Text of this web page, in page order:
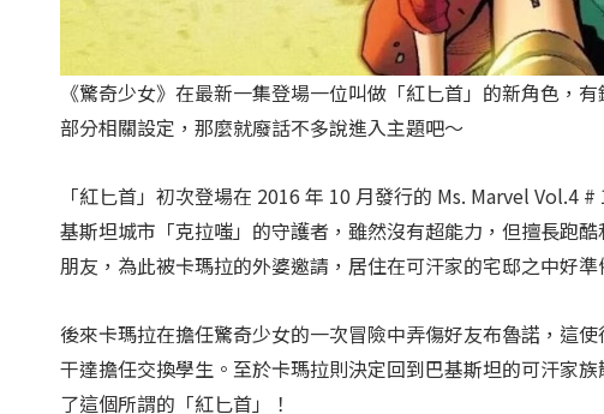
《驚奇少女》在最新一集登場一位叫做「紅匕首」的新角色，
部分相關設定，那麼就廢話不多說進入主題吧～
「紅匕首」初次登場在 2016 年 10 月發行的 Ms. Marvel Vol.4
基斯坦城市「克拉嗤」的守護者，雖然沒有超能力，但擅長跑
朋友，為此被卡瑪拉的外婆邀請，居住在可汗家的宅邸之中好準
後來卡瑪拉在擔任驚奇少女的一次冒險中弄傷好友布魯諾，這
干達擔任交換學生。至於卡瑪拉則決定回到巴基斯坦的可汗家
了這個所謂的「紅匕首」！